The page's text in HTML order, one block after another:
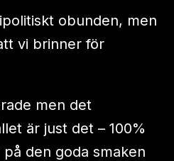
obunden, men
vi brinner för
men det
är just det – 100%
den goda smaken